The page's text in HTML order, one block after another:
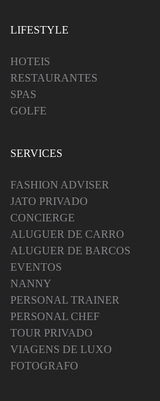
LIFESTYLE
HOTEIS
RESTAURANTES
SPAS
GOLFE
SERVICES
FASHION ADVISER
JATO PRIVADO
CONCIERGE
ALUGUER DE CARRO
ALUGUER DE BARCOS
EVENTOS
NANNY
PERSONAL TRAINER
PERSONAL CHEF
TOUR PRIVADO
VIAGENS DE LUXO
FOTOGRAFO